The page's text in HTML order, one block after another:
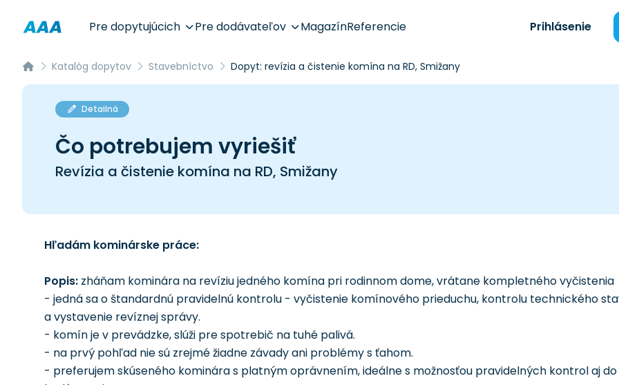
Pre dopytujúcich Pre dodávateľov MagazínReferencie Prihlásenie
Katalóg dopytov Stavebníctvo Dopyt: revízia a čistenie komína na RD, Smižany
Detailná
Čo potrebujem vyriešiť
Revízia a čistenie komína na RD, Smižany
Hľadám kominárske práce:
Popis: zháňam kominára na revíziu jedného komína pri rodinnom dome, vrátane kompletného vyčistenia
- jedná sa o štandardnú pravidelnú kontrolu - vyčistenie komínového prieduchu, kontrolu technického
a vystavenie revíznej správy.
- komín je v prevádzke, slúži pre spotrebič na tuhé palivá.
- na prvý pohľad nie sú zrejmé žiadne závady ani problémy s ťahom.
- preferujem skúseného kominára s platným oprávnením, ideálne s možnosťou pravidelných kontrol aj do